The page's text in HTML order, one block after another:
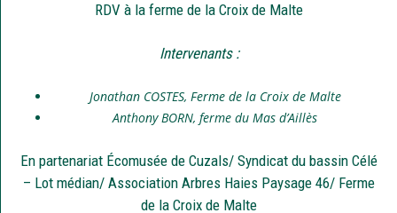
RDV à la ferme de la Croix de Malte
Intervenants :
Jonathan COSTES, Ferme de la Croix de Malte
Anthony BORN, ferme du Mas d’Aillès
En partenariat Écomusée de Cuzals/ Syndicat du bassin Célé
– Lot médian/ Association Arbres Haies Paysage 46/ Ferme
de la Croix de Malte